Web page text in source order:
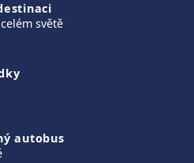
světě
autobus